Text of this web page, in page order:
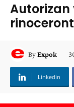
Autorizan
ByExpok
Linkedin